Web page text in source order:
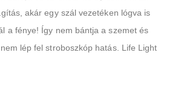
akár egy szál vezetéken lógva is
a fénye! Így nem bántja a szemet és
lép fel stroboszkóp hatás. Life Light